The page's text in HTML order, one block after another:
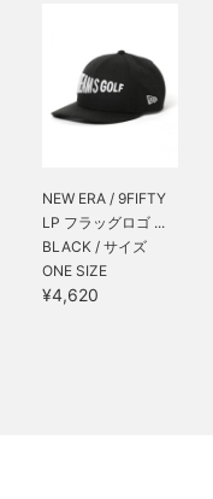
NEW ERA / 9FIFTY
LP フラッグロゴ ...
BLACK / サイズ
ONE SIZE
¥4,620